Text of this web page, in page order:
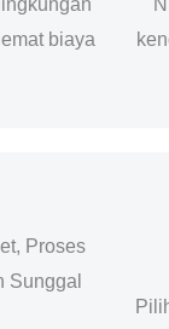
biaya
Proses
Sunggal